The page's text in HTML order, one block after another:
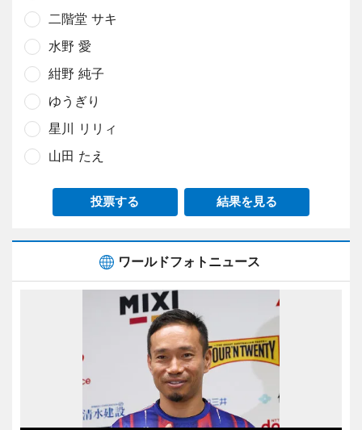
二階堂 サキ
水野 愛
紺野 純子
ゆうぎり
星川 リリィ
山田 たえ
投票する 結果を見る
ワールドフォトニュース